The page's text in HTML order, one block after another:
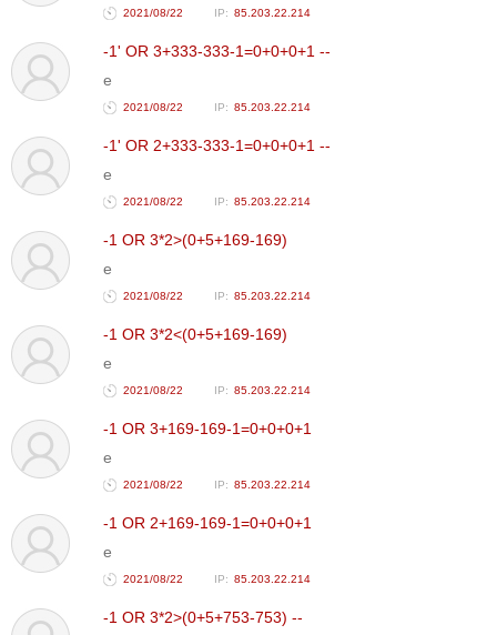
2021/08/22 85.203.22.214
-1' OR 3+333-333-1=0+0+0+1 --
e
2021/08/22 85.203.22.214
-1' OR 2+333-333-1=0+0+0+1 --
e
2021/08/22 85.203.22.214
-1 OR 3*2>(0+5+169-169)
e
2021/08/22 85.203.22.214
-1 OR 3*2<(0+5+169-169)
e
2021/08/22 85.203.22.214
-1 OR 3+169-169-1=0+0+0+1
e
2021/08/22 85.203.22.214
-1 OR 2+169-169-1=0+0+0+1
e
2021/08/22 85.203.22.214
-1 OR 3*2>(0+5+753-753) --